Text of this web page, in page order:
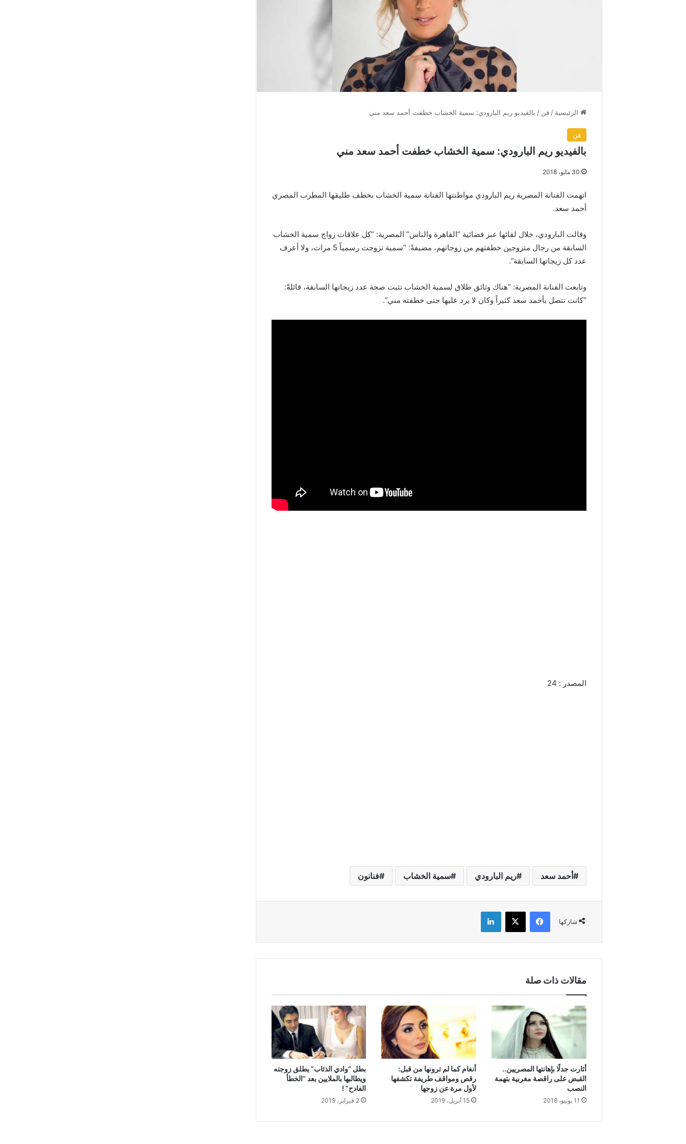
الرئيسية / فن / بالفيديو ريم البارودي: سمية الخشاب خطفت أحمد سعد مني
فن
بالفيديو ريم البارودي: سمية الخشاب خطفت أحمد سعد مني
30 مايو، 2018
اتهمت الفنانة المصرية ريم البارودي مواطنتها الفنانة سمية الخشاب بخطف طليقها المطرب المصري
أحمد سعد.
وقالت البارودي، خلال لقائها عبر فضائية “القاهرة والناس” المصرية: “كل علاقات زواج سمية الخشاب
السابقة من رجال متزوجين خطفتهم من زوجاتهم، مضيفةً: “سمية تزوجت رسمياً 5 مرات، ولا أعرف
عدد كل زيجاتها السابقة”.
وتابعت الفنانة المصرية: “هناك وثائق طلاق لسمية الخشاب تثبت صحة عدد زيجاتها السابقة، قائلةً:
“كانت تتصل بأحمد سعد كثيراً وكان لا يرد عليها حتى خطفته مني”.
المصدر : 24
أحمد سعد ريم البارودي سمية الخشاب فنانون
شاركها
فيسبوك X لينكدإن
مقالات ذات صلة
أثارت جدلًا بإهانتها المصريين..
القبض على راقصة مغربية بتهمة
النصب
11 يونيو، 2018
أنغام كما لم ترونها من قبل:
رقص ومواقف طريفة تكشفها
لأول مرة عن زوجها
15 أبريل، 2019
بطل “وادي الذئاب” يطلق زوجته
ويطالبها بالملايين بعد “الخطأ
الفادح” !
2 فبراير، 2019